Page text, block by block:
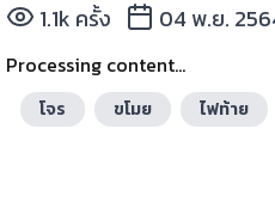
1.1k ครั้ง 04 พ.ย.
Processing content...
โจร ขโมย ไฟท้าย